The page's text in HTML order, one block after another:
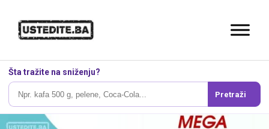
Šta tražite na sniženju?
Pretraži